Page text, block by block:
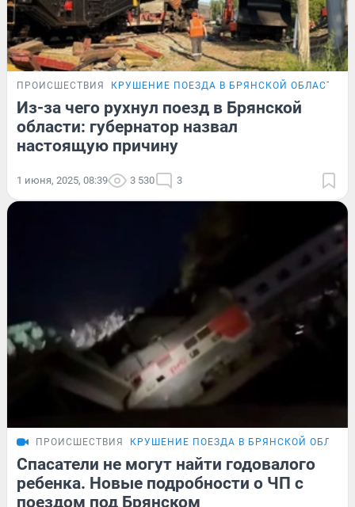
ПРОИСШЕСТВИЯ КРУШЕНИЕ ПОЕЗДА В БРЯНСКОЙ ОБЛАСТИ
Из-за чего рухнул поезд в Брянской
области: губернатор назвал
настоящую причину
1 июня, 2025, 08:39 3 530 3
ПРОИСШЕСТВИЯ КРУШЕНИЕ ПОЕЗДА В БРЯНСКОЙ
Спасатели не могут найти годовалого
ребенка. Новые подробности о ЧП с
поездом под Брянском